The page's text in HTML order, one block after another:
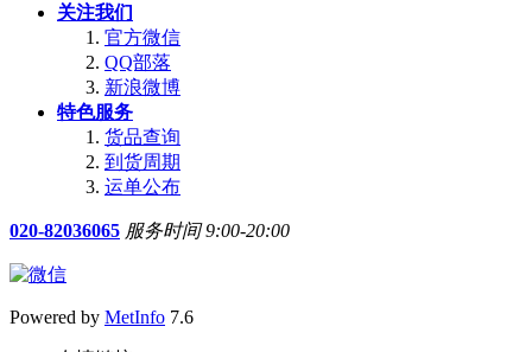
关注我们
官方微信
QQ部落
新浪微博
特色服务
货品查询
到货周期
运单公布
020-82036065 服务时间 9:00-20:00
Powered by MetInfo 7.6